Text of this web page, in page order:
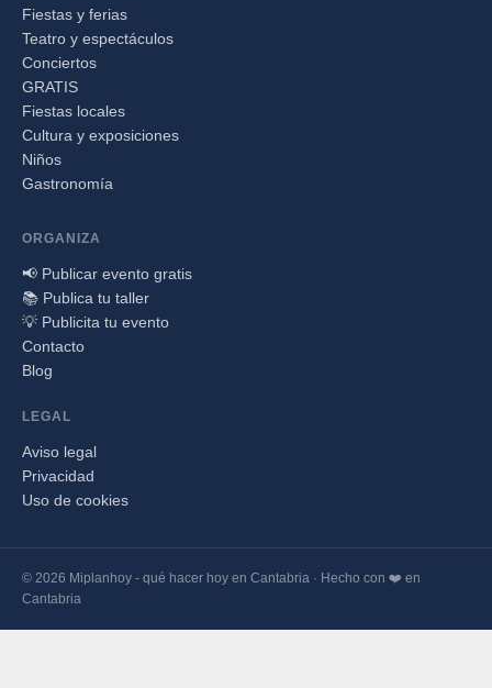
Fiestas y ferias
Teatro y espectáculos
Conciertos
GRATIS
Fiestas locales
Cultura y exposiciones
Niños
Gastronomía
ORGANIZA
📢 Publicar evento gratis
📚 Publica tu taller
💡 Publicita tu evento
Contacto
Blog
LEGAL
Aviso legal
Privacidad
Uso de cookies
© 2026 Miplanhoy - qué hacer hoy en Cantabria · Hecho con ❤️ en
Cantabria